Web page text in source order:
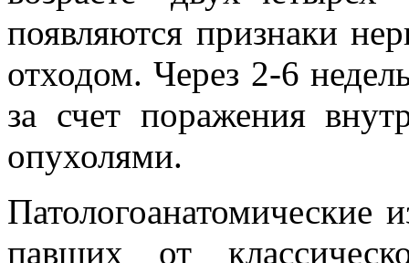
появляются признаки
отходом. Через 2-6
за счет поражения
опухолями.
павших от